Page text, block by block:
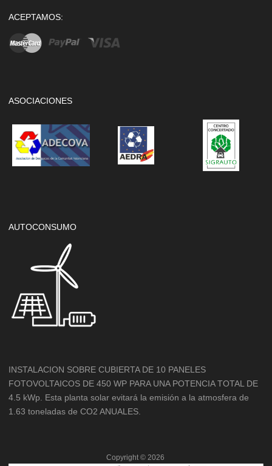
ACEPTAMOS:
ASOCIACIONES
AUTOCONSUMO
INSTALACION SOBRE CUBIERTA DE 10 PANELES
FOTOVOLTAICOS DE 450 WP PARA UNA POTENCIA TOTAL DE
4.5 kWp. Esta planta solar evitará la emisión a la atmosfera de
1.63 toneladas de CO2 ANUALES.
Copyright © 2026